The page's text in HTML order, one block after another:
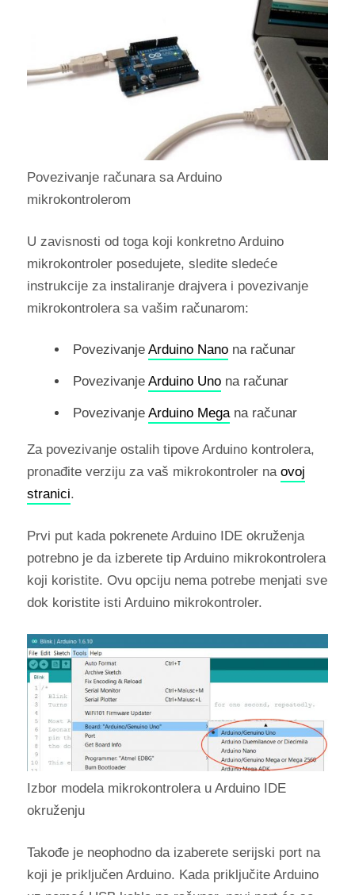
Povezivanje računara sa Arduino
mikrokontrolerom
U zavisnosti od toga koji konkretno Arduino
mikrokontroler posedujete, sledite sledeće
instrukcije za instaliranje drajvera i povezivanje
mikrokontrolera sa vašim računarom:
Povezivanje Arduino Nanona računar
Povezivanje Arduino Unona računar
Povezivanje Arduino Megana računar
Za povezivanje ostalih tipove Arduino kontrolera,
pronađite verziju za vaš mikrokontroler na ovoj
stranici.
Prvi put kada pokrenete Arduino IDE okruženja
potrebno je da izberete tip Arduino mikrokontrolera
koji koristite. Ovu opciju nema potrebe menjati sve
dok koristite isti Arduino mikrokontroler.
Izbor modela mikrokontrolera u Arduino IDE
okruženju
Takođe je neophodno da izaberete serijski port na
koji je priključen Arduino. Kada priključite Arduino